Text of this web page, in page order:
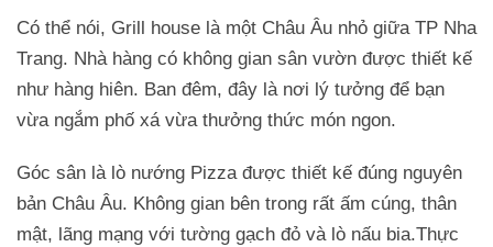
Có thể nói, Grill house là một Châu Âu nhỏ giữa TP Nha
Trang. Nhà hàng có không gian sân vườn được thiết kế
như hàng hiên. Ban đêm, đây là nơi lý tưởng để bạn
vừa ngắm phố xá vừa thưởng thức món ngon.
Góc sân là lò nướng Pizza được thiết kế đúng nguyên
bản Châu Âu. Không gian bên trong rất ấm cúng, thân
mật, lãng mạng với tường gạch đỏ và lò nấu bia.Thực